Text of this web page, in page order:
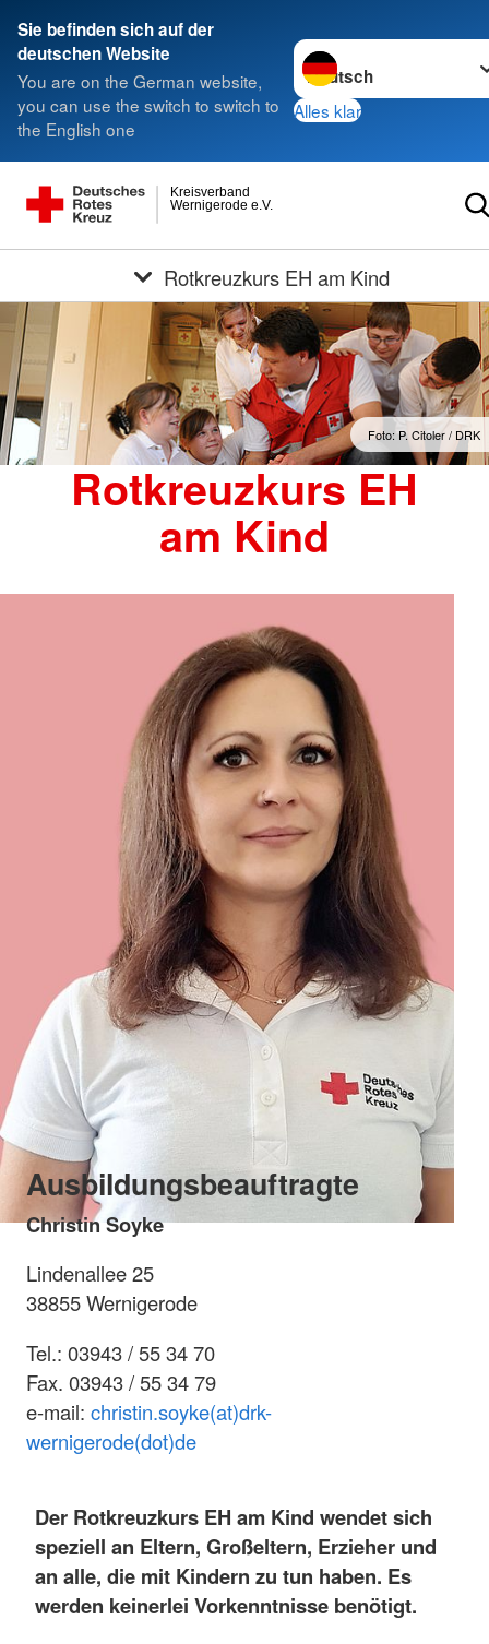
Sie befinden sich auf der
deutschen Website
You are on the German website,
you can use the switch to switch to
the English one
Sprache wechseln zu
Alles klar
Wernigerode e.V.
Kreisverband
Rotkreuzkurs EH am Kind
Foto: P. Citoler / DRK
Rotkreuzkurs EH
am Kind
Ausbildungsbeauftragte
Christin Soyke
Lindenallee 25
38855 Wernigerode
Tel.: 03943 / 55 34 70
Fax. 03943 / 55 34 79
e-mail: christin.soyke(at)drk-
wernigerode(dot)de
Der Rotkreuzkurs EH am Kind wendet sich
speziell an Eltern, Großeltern, Erzieher und
an alle, die mit Kindern zu tun haben. Es
werden keinerlei Vorkenntnisse benötigt.